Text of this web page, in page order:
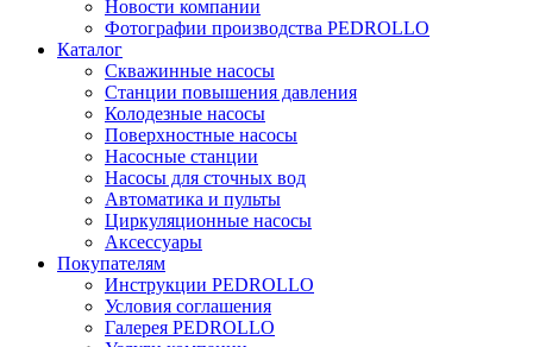
Новости компании
Фотографии производства PEDROLLO
Каталог
Скважинные насосы
Станции повышения давления
Колодезные насосы
Поверхностные насосы
Насосные станции
Насосы для сточных вод
Автоматика и пульты
Циркуляционные насосы
Аксессуары
Покупателям
Инструкции PEDROLLO
Условия соглашения
Галерея PEDROLLO